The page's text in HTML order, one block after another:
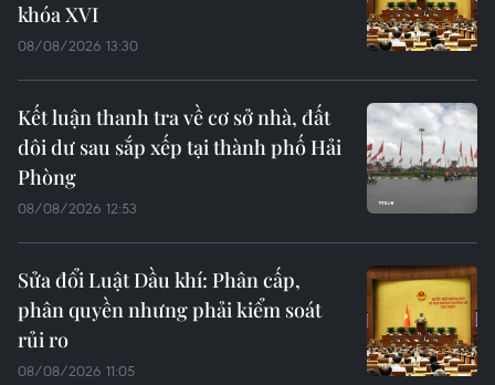
khóa XVI
08/08/2026 13:30
Kết luận thanh tra về cơ sở nhà, đất
dôi dư sau sắp xếp tại thành phố Hải
Phòng
08/08/2026 12:53
Sửa đổi Luật Dầu khí: Phân cấp,
phân quyền nhưng phải kiểm soát
rủi ro
08/08/2026 11:05